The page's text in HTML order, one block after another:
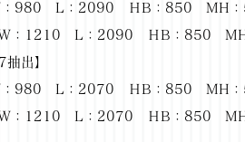
：980 L：2090 ＨB：850 MH
：1210 L：2090 ＨB：850
抽出】
：980 L：2070 ＨB：850 MH
：1210 L：2070 ＨB：850